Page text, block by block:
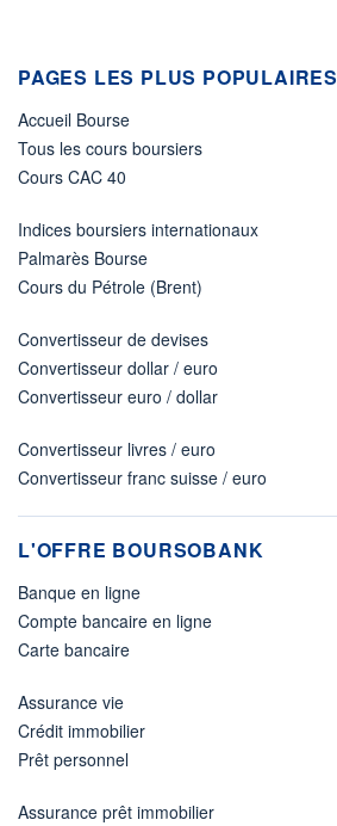
PAGES LES PLUS POPULAIRES
Accueil Bourse
Tous les cours boursiers
Cours CAC 40
Indices boursiers internationaux
Palmarès Bourse
Cours du Pétrole (Brent)
Convertisseur de devises
Convertisseur dollar / euro
Convertisseur euro / dollar
Convertisseur livres / euro
Convertisseur franc suisse / euro
L'OFFRE BOURSOBANK
Banque en ligne
Compte bancaire en ligne
Carte bancaire
Assurance vie
Crédit immobilier
Prêt personnel
Assurance prêt immobilier